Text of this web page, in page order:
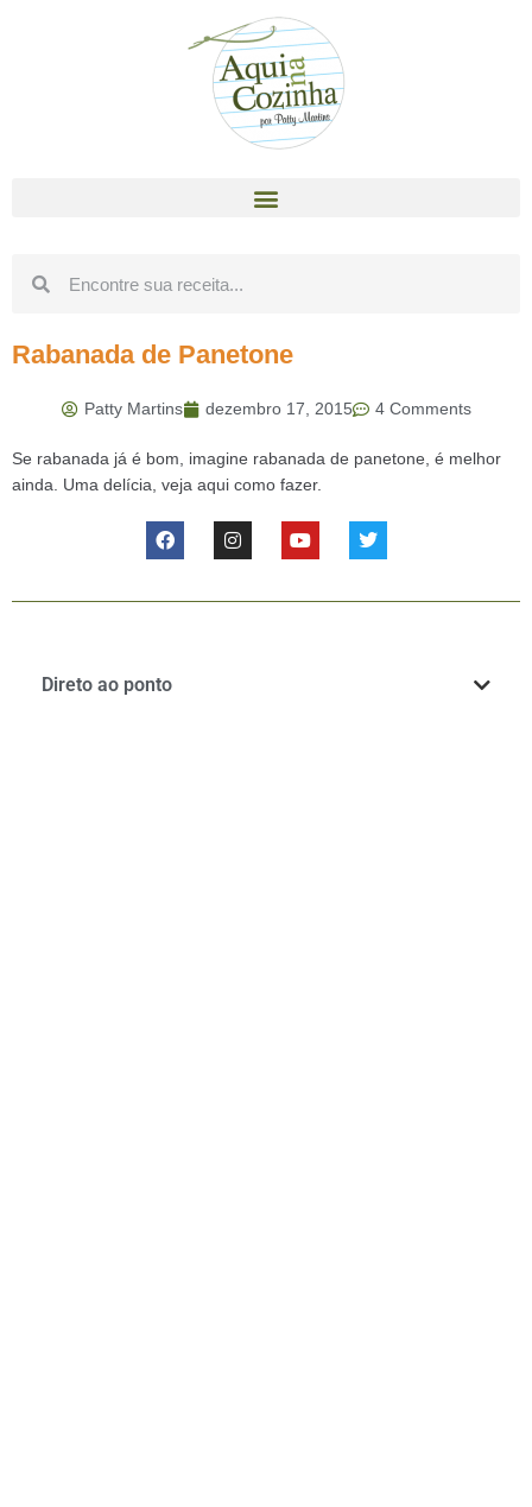
Rabanada de Panetone
Patty Martins dezembro 17, 2015 4 Comments
Se rabanada já é bom, imagine rabanada de panetone, é melhor
ainda. Uma delícia, veja aqui como fazer.
Direto ao ponto